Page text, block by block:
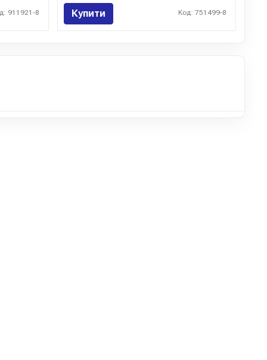
911921-8 Купити Код: 751499-8